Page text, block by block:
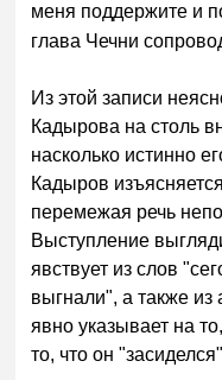
меня поддержите и
глава Чечни
Из этой записи
Кадырова на столь
насколько истинно
Кадыров
перемежая речь
Выступление
явствует из слов
выгнали", а также из
явно указывает на
то, что он